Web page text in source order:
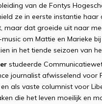
van de Fontys
ze in eerste instantie
maar dat groeide uit naar
om Mattie en Marieke
in het tiende seizoen van
studeerde
journalist afwisselend voor
als vaste columnist voor
die het leven moeilijk en